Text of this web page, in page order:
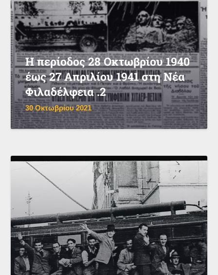
Η περίοδος 28 Οκτωβρίου 1940
έως 27 Απριλίου 1941 στη Νέα
Φιλαδέλφεια .2
30 Οκτωβρίου 2021